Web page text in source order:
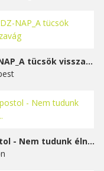
BDZ-NAP_A tücsök visszavág
Apostol - Nem tudunk élni...